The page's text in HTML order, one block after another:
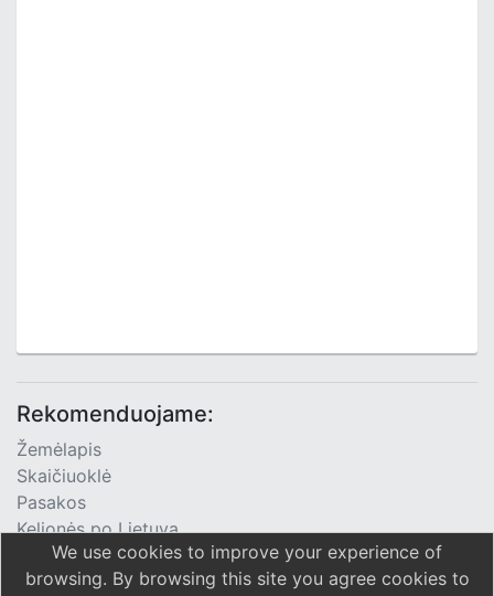
Rekomenduojame:
Žemėlapis
Skaičiuoklė
Pasakos
Kelionės po Lietuvą
TV Programa
We use cookies to improve your experience of
browsing. By browsing this site you agree cookies to